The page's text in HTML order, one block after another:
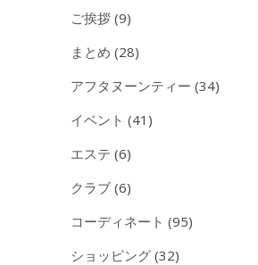
ご挨拶 (9)
まとめ (28)
アフタヌーンティー (34)
イベント (41)
エステ (6)
クラブ (6)
コーディネート (95)
ショッピング (32)